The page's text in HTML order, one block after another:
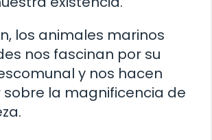
los animales marinos
nos fascinan por su
y nos hacen
sobre la magnificencia de